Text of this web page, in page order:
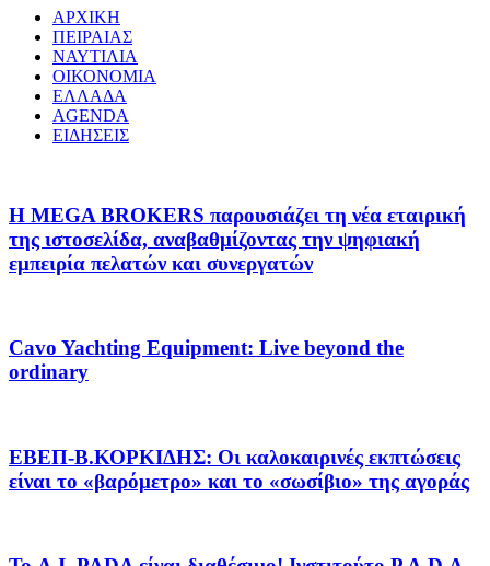
ΑΡΧΙΚΗ
ΠΕΙΡΑΙΑΣ
ΝΑΥΤΙΛΙΑ
ΟΙΚΟΝΟΜΙΑ
ΕΛΛΑΔΑ
AGENDA
ΕΙΔΗΣΕΙΣ
Η MEGA BROKERS παρουσιάζει τη νέα εταιρική
της ιστοσελίδα, αναβαθμίζοντας την ψηφιακή
εμπειρία πελατών και συνεργατών
Cavo Yachting Equipment: Live beyond the
ordinary
EΒΕΠ-Β.ΚΟΡΚΙΔΗΣ: Οι καλοκαιρινές εκπτώσεις
είναι το «βαρόμετρο» και το «σωσίβιο» της αγοράς